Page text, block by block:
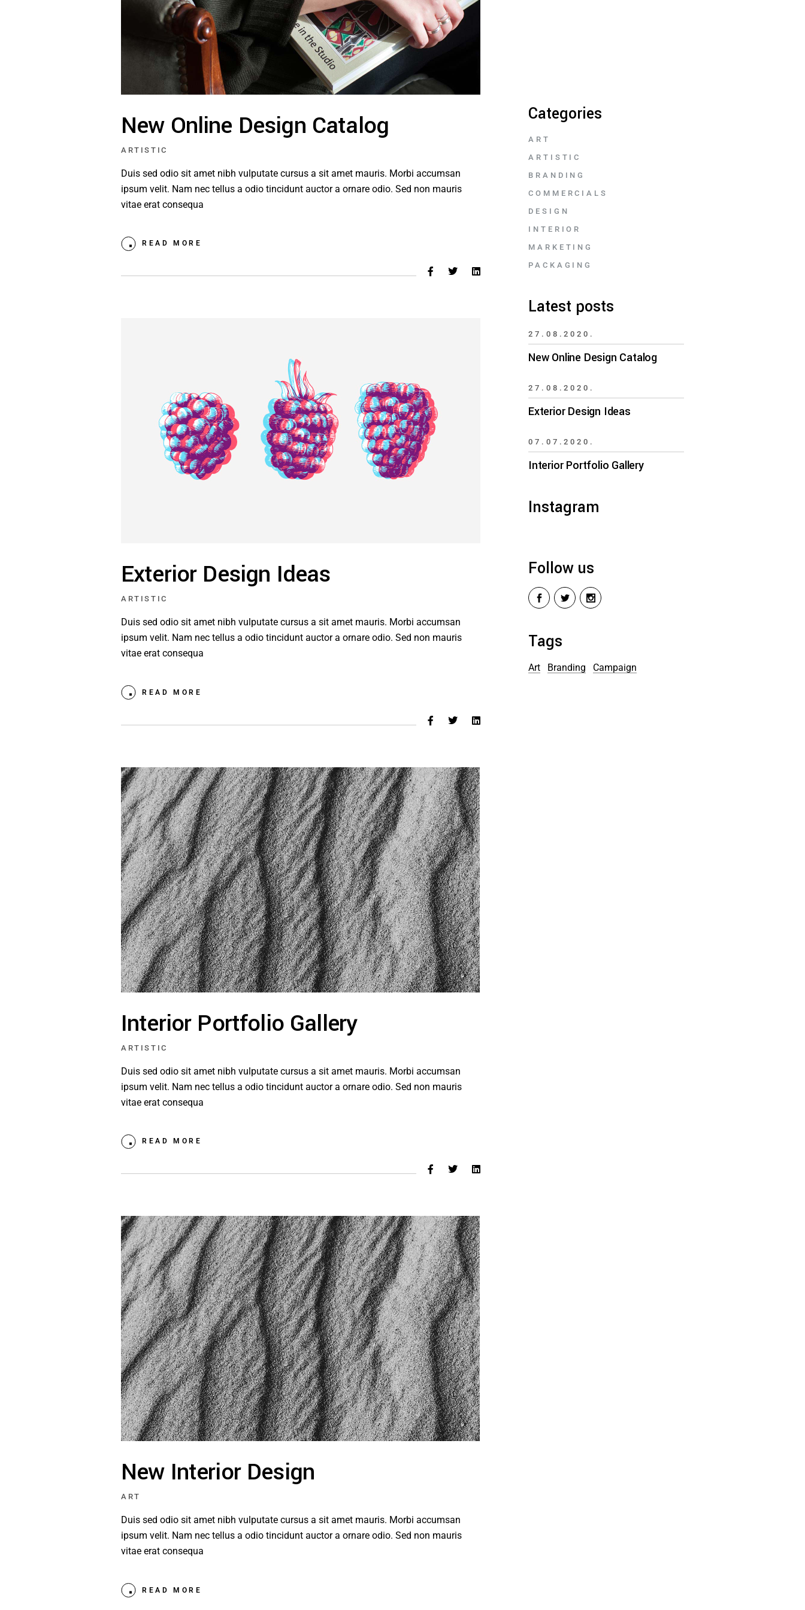
New Online Design Catalog
ARTISTIC
Duis sed odio sit amet nibh vulputate cursus a sit amet mauris. Morbi accumsan
ipsum velit. Nam nec tellus a odio tincidunt auctor a ornare odio. Sed non mauris
vitae erat consequa
READ MORE
Exterior Design Ideas
ARTISTIC
Duis sed odio sit amet nibh vulputate cursus a sit amet mauris. Morbi accumsan
ipsum velit. Nam nec tellus a odio tincidunt auctor a ornare odio. Sed non mauris
vitae erat consequa
READ MORE
Interior Portfolio Gallery
ARTISTIC
Duis sed odio sit amet nibh vulputate cursus a sit amet mauris. Morbi accumsan
ipsum velit. Nam nec tellus a odio tincidunt auctor a ornare odio. Sed non mauris
vitae erat consequa
READ MORE
New Interior Design
ART
Duis sed odio sit amet nibh vulputate cursus a sit amet mauris. Morbi accumsan
ipsum velit. Nam nec tellus a odio tincidunt auctor a ornare odio. Sed non mauris
vitae erat consequa
READ MORE
Categories
ART
ARTISTIC
BRANDING
COMMERCIALS
DESIGN
INTERIOR
MARKETING
PACKAGING
Latest posts
27.08.2020.
New Online Design Catalog
27.08.2020.
Exterior Design Ideas
07.07.2020.
Interior Portfolio Gallery
Instagram
Follow us
Tags
Art Branding Campaign